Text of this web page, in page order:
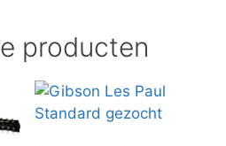
producten